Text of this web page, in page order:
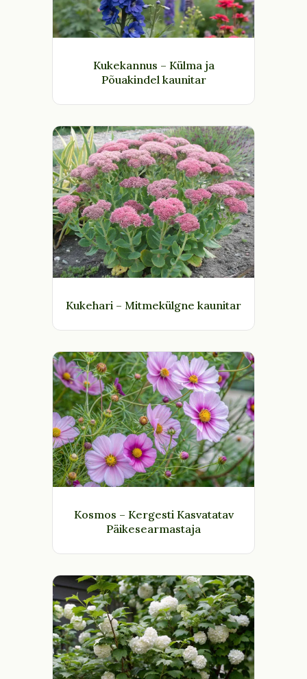
Kukekannus – Külma ja
Põuakindel kaunitar
Kukehari – Mitmekülgne kaunitar
Kosmos – Kergesti Kasvatatav
Päikesearmastaja